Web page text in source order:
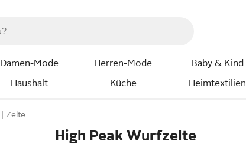
Damen-Mode Herren-Mode Baby & Kind
Haushalt Küche Heimtextilien
Zelte
High Peak Wurfzelte